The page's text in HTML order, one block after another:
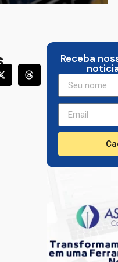
Receba